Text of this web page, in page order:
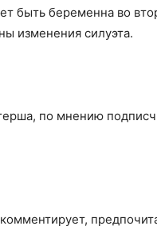
быть беременна во
изменения силуэта.
по мнению